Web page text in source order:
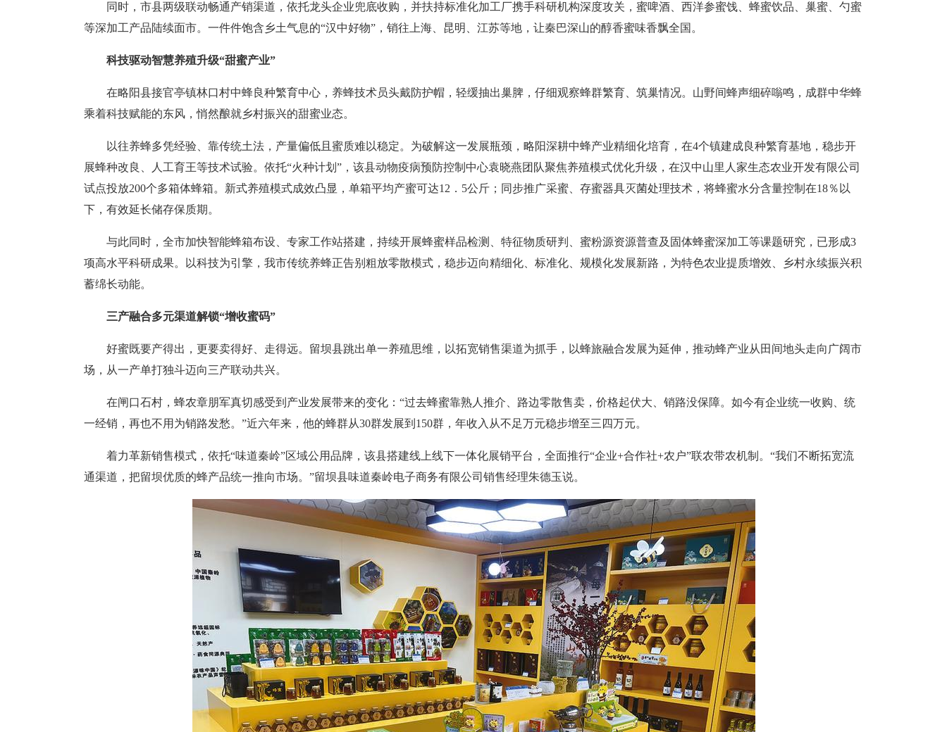
同时，市县两级联动畅通产销渠道，依托龙头企业兜底收购，并扶持标准化加工厂携手科研机构深度攻关，蜜啤酒、西洋参蜜饯、蜂蜜饮品、巢蜜、勺蜜
等深加工产品陆续面市。一件件饱含乡土气息的“汉中好物”，销往上海、昆明、江苏等地，让秦巴深山的醇香蜜味香飘全国。
科技驱动智慧养殖升级“甜蜜产业”
在略阳县接官亭镇林口村中蜂良种繁育中心，养蜂技术员头戴防护帽，轻缓抽出巢脾，仔细观察蜂群繁育、筑巢情况。山野间蜂声细碎嗡鸣，成群中华蜂
乘着科技赋能的东风，悄然酿就乡村振兴的甜蜜业态。
以往养蜂多凭经验、靠传统土法，产量偏低且蜜质难以稳定。为破解这一发展瓶颈，略阳深耕中蜂产业精细化培育，在4个镇建成良种繁育基地，稳步开
展蜂种改良、人工育王等技术试验。依托“火种计划”，该县动物疫病预防控制中心袁晓燕团队聚焦养殖模式优化升级，在汉中山里人家生态农业开发有限公司
试点投放200个多箱体蜂箱。新式养殖模式成效凸显，单箱平均产蜜可达12．5公斤；同步推广采蜜、存蜜器具灭菌处理技术，将蜂蜜水分含量控制在18％以
下，有效延长储存保质期。
与此同时，全市加快智能蜂箱布设、专家工作站搭建，持续开展蜂蜜样品检测、特征物质研判、蜜粉源资源普查及固体蜂蜜深加工等课题研究，已形成3
项高水平科研成果。以科技为引擎，我市传统养蜂正告别粗放零散模式，稳步迈向精细化、标准化、规模化发展新路，为特色农业提质增效、乡村永续振兴积
蓄绵长动能。
三产融合多元渠道解锁“增收蜜码”
好蜜既要产得出，更要卖得好、走得远。留坝县跳出单一养殖思维，以拓宽销售渠道为抓手，以蜂旅融合发展为延伸，推动蜂产业从田间地头走向广阔市
场，从一产单打独斗迈向三产联动共兴。
在闸口石村，蜂农章朋军真切感受到产业发展带来的变化：“过去蜂蜜靠熟人推介、路边零散售卖，价格起伏大、销路没保障。如今有企业统一收购、统
一经销，再也不用为销路发愁。”近六年来，他的蜂群从30群发展到150群，年收入从不足万元稳步增至三四万元。
着力革新销售模式，依托“味道秦岭”区域公用品牌，该县搭建线上线下一体化展销平台，全面推行“企业+合作社+农户”联农带农机制。“我们不断拓宽流
通渠道，把留坝优质的蜂产品统一推向市场。”留坝县味道秦岭电子商务有限公司销售经理朱德玉说。